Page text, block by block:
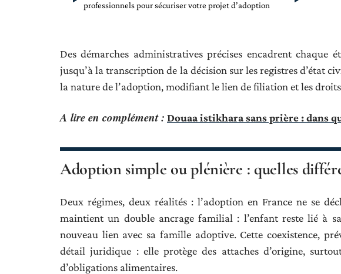
professionnels pour sécuriser votre projet d’adoption
Des démarches administratives précises encadrent chaque
jusqu’à la transcription de la décision sur les registres d’état
la nature de l’adoption, modifiant le lien de filiation et les
A lire en complément : Douaa istikhara sans prière : dans
Adoption simple ou plénière : quelles
Deux régimes, deux réalités : l’adoption en France ne se
maintient un double ancrage familial : l’enfant reste lié à
nouveau lien avec sa famille adoptive. Cette coexistence,
détail juridique : elle protège des attaches d’origine,
d’obligations alimentaires.